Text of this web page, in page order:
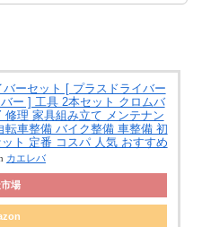
ーセット [ プラスドライバー
ー ] 工具 2本セット クロムバ
修理 家具組み立て メンテナン
転車整備 バイク整備 車整備 初
ト 定番 コスパ 人気 おすすめ
カエレバ
場